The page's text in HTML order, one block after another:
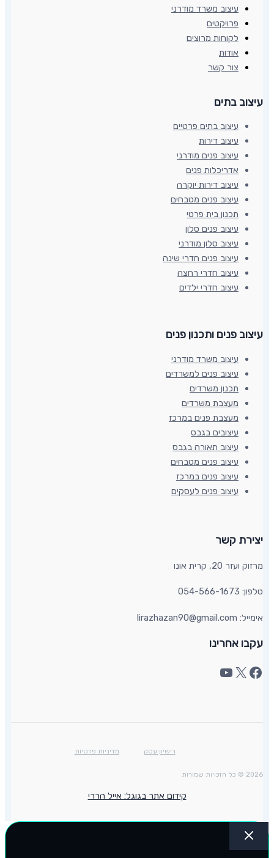
עיצוב משרד מודרני
פרויקטים
לקוחות מרוצים
אודות
צור קשר
עיצוב בתים​
עיצוב בתים פרטיים
עיצוב דירות
עיצוב פנים מודרני
אדריכלות פנים
עיצוב דירות יוקרה
עיצוב פנים מטבחים
תכנון בית פרטי
עיצוב פנים סלון
עיצוב סלון מודרני
עיצוב פנים חדרי שינה
עיצוב חדרי רחצה
עיצוב חדרי ילדים
עיצוב פנים ותכנון פנים​
עיצוב משרד מודרני
עיצוב פנים למשרדים
תכנון משרדים
מעצבת משרדים
מעצבת פנים במרכז
עיצובים בגבס
עיצוב תאורה בגבס
עיצוב פנים מטבחים
עיצוב פנים במרכז
עיצוב פנים לעסקים
יצירת קשר​
מרזוק ועזר 20, קרית אונו​
טלפון: 054-566-1673
אימייל: lirazhazan90@gmail.com
עקבו אחרינו
רישיון עסק מדיניות פרטיות
2026 © כל הזכויות שמורות
קידום אתר בגוגל: אייל הררי